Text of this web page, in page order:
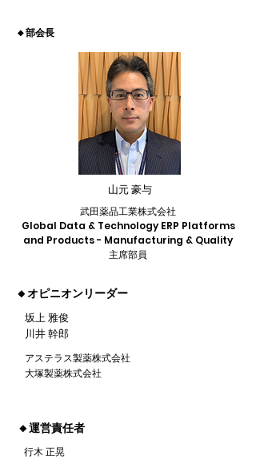
🔸部会長
山元 豪与
武田薬品工業株式会社
Global Data & Technology ERP Platforms
and Products - Manufacturing & Quality
主席部員
🔸オピニオンリーダー
坂上 雅俊
川井 幹郎
アステラス製薬株式会社
大塚製薬株式会社
🔸運営責任者
行木 正晃